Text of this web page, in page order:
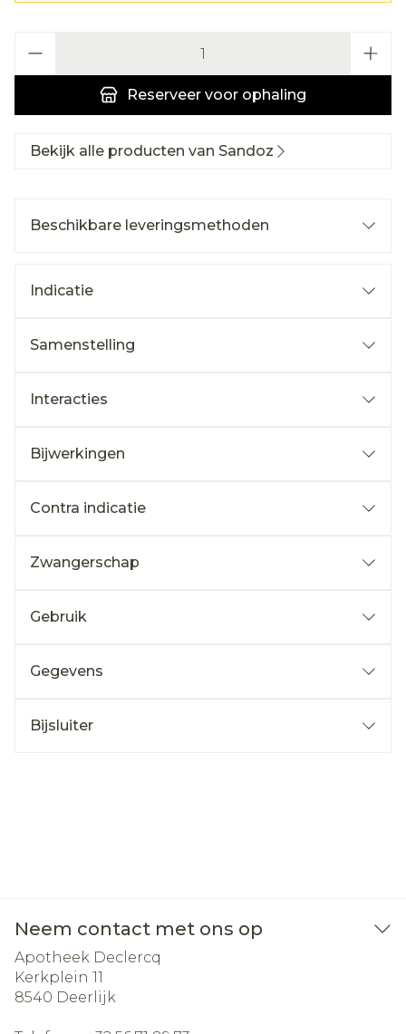
Reserveer voor ophaling
Bekijk alle producten van Sandoz
Beschikbare leveringsmethoden
Indicatie
Samenstelling
Interacties
Bijwerkingen
Contra indicatie
Zwangerschap
Gebruik
Gegevens
Bijsluiter
Neem contact met ons op
Apotheek Declercq
Kerkplein 11
8540 Deerlijk